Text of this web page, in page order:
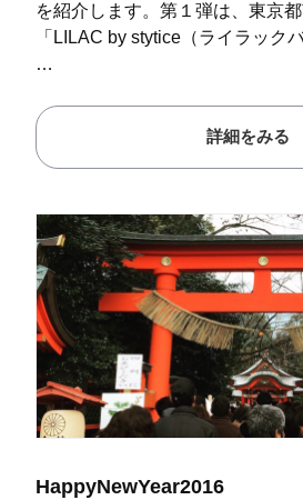
を紹介します。第１弾は、東京
「LILAC by stytice（ライラック
…
詳細をみる
HappyNewYear2016